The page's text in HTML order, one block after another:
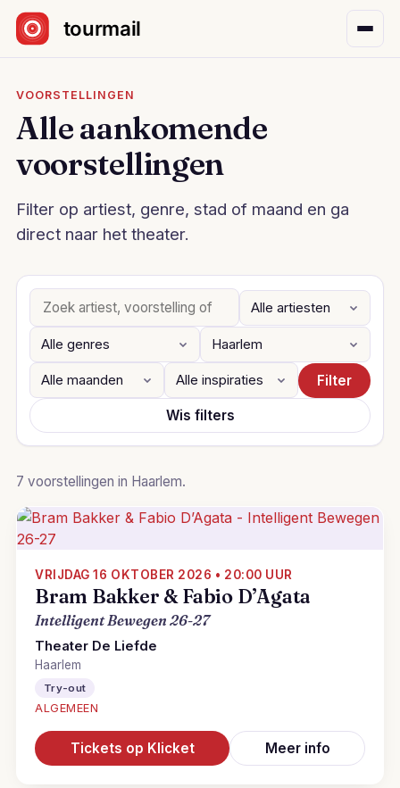
Sla navigatie over
VOORSTELLINGEN
Alle aankomende
voorstellingen
Filter op artiest, genre, stad of maand en ga
direct naar het theater.
Filter
Wis filters
7 voorstellingen in Haarlem.
VRIJDAG 16 OKTOBER 2026 • 20:00 UUR
Bram Bakker & Fabio D’Agata
Intelligent Bewegen 26-27
Theater De Liefde
Haarlem
Try-out
ALGEMEEN
Tickets op Klicket Meer info